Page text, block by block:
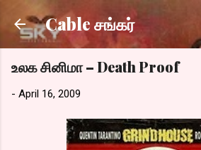
Skip to main content
Cable சங்கர்
உலக சினிமா – Death Proof
- April 16, 2009